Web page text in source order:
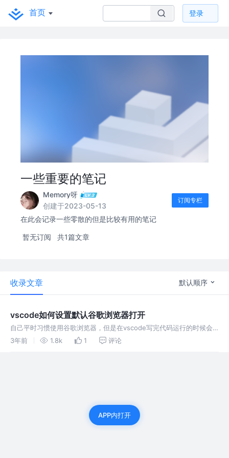
首页 登录
一些重要的笔记
Memory呀
创建于2023-05-13
订阅专栏
在此会记录一些零散的但是比较有用的笔记
暂无订阅 共1篇文章
收录文章 默认顺序
vscode如何设置默认谷歌浏览器打开
自己平时习惯使用谷歌浏览器，但是在vscode写完代码运行的时候会
发现网页都是用电脑默认浏览器打开的，体验感不是很好，所以下面我
3年前 1.8k 1 评论
APP内打开